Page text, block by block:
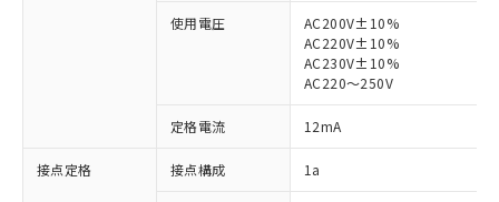
使用電圧
AC200V±10%
AC220V±10%
AC230V±10%
AC220～250V
定格電流 12mA
接点定格 接点構成 1a
ご利用条件
対応済み：EU RoHS指令（10物質）の
非含有に対応した製品が提供可能な商品で
対応予定：EU RoHS指令（10物質）の非含
有に対応した製品に切り替える予定のある